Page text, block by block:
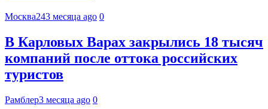
Москва243 месяца ago 0
В Карловых Варах закрылись 18 тысяч
компаний после оттока российских
туристов
Рамблер3 месяца ago 0